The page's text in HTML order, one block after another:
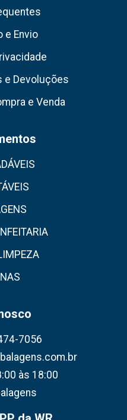
e Envio
e Devoluções
e Venda
7056
às 18:00